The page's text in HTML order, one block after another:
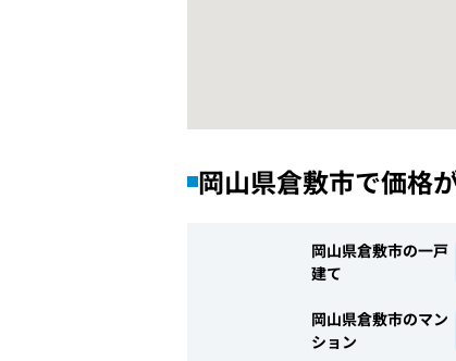
岡山県倉敷市で価格
岡山県倉敷市の一戸
建て
岡山県倉敷市のマン
ション